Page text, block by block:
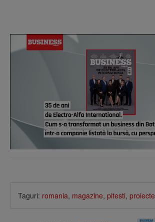
Taguri: romania, magazine, pitesti, proiecte